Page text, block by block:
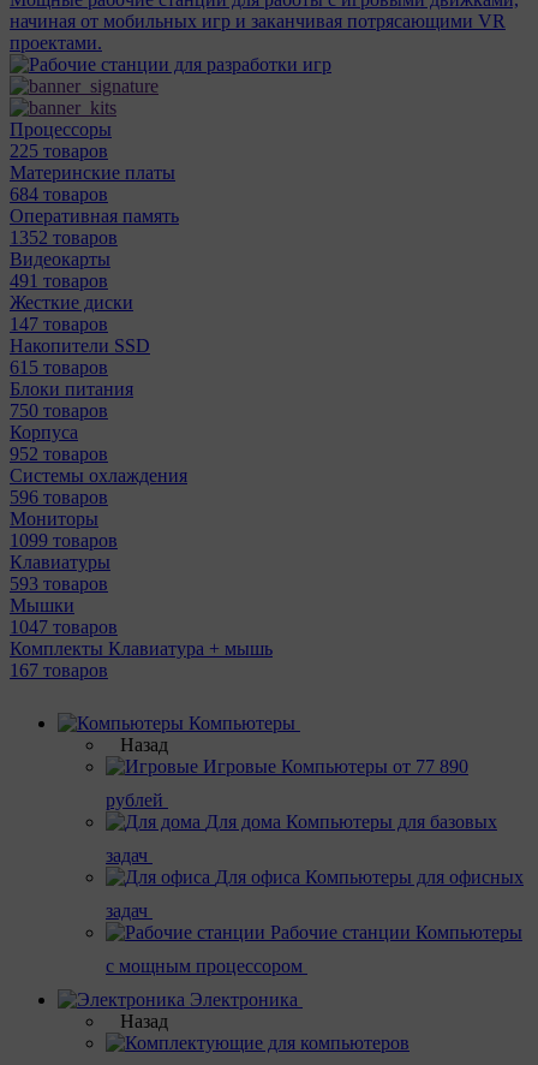
начиная от мобильных игр и заканчивая потрясающими VR
проектами.
Процессоры
225 товаров
Материнcкие платы
684 товаров
Оперативная память
1352 товаров
Видеокарты
491 товаров
Жесткие диски
147 товаров
Накопители SSD
615 товаров
Блоки питания
750 товаров
Корпуса
952 товаров
Системы охлаждения
596 товаров
Мониторы
1099 товаров
Клавиатуры
593 товаров
Мышки
1047 товаров
Комплекты Клавиатура + мышь
167 товаров
Компьютеры
Назад
Игровые Компьютеры от 77 890
рублей
Для дома Компьютеры для базовых
задач
Для офиса Компьютеры для офисных
задач
Рабочие станции Компьютеры
с мощным процессором
Электроника
Назад